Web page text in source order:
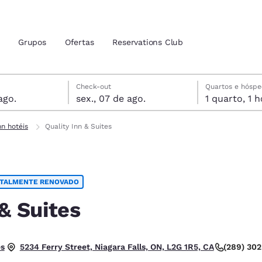
atuais
Grupos Ofertas Reservations Club
Check-out
sex., 07 de ago.
agosto data de check-out selecionada
agosto data do check-in selecionada
Quartos e
1
hotéis Quality Inn & Suites
RENOVADO
Suites
5234 Ferry Street, Niagara Falls, ON, L2G 1R5, CA (289)